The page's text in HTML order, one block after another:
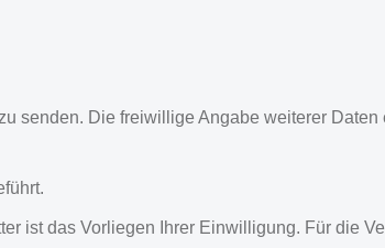
senden. Die freiwillige Angabe weiterer Daten
ist das Vorliegen Ihrer Einwilligung. Für die